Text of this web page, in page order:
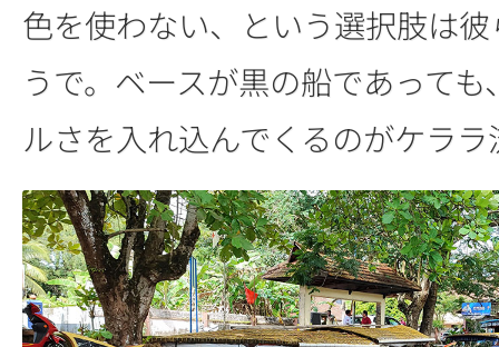
色を使わない、という選択肢は
うで。ベースが黒の船であって
ルさを入れ込んでくるのがケララ